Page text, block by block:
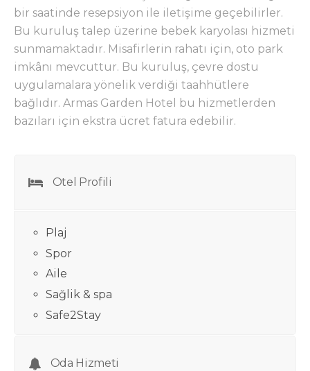
bir saatinde resepsiyon ile iletişime geçebilirler.
Bu kuruluş talep üzerine bebek karyolası hizmeti
sunmamaktadır. Misafirlerin rahatı için, oto park
imkânı mevcuttur. Bu kuruluş, çevre dostu
uygulamalara yönelik verdiği taahhütlere
bağlıdır. Armas Garden Hotel bu hizmetlerden
bazıları içi n ekstra ücret fatura edebilir.
Otel Profili
Plaj
Spor
Aile
Sağlik & spa
Safe2Stay
Oda Hizmeti